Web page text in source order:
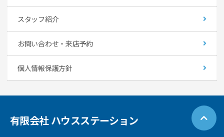
スタッフ紹介
お問い合わせ・来店予約
個人情報保護方針
有限会社 ハウスステーション